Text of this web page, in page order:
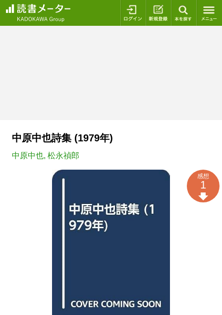
ログイン 新規登録
中原中也詩集 (1979年)
中原中也, 松永禎郎
感想
1